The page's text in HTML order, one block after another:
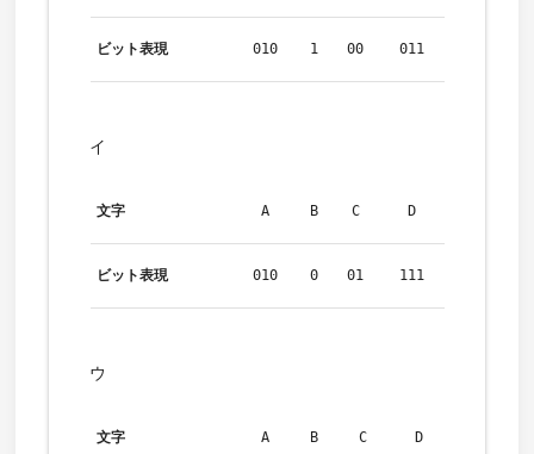
ビット表現 010 1 00 011
イ
文字 A B C D
ビット表現 010 0 01 111
ウ
文字 A B C D